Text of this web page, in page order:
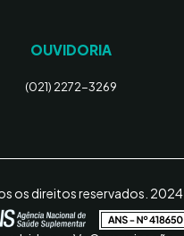
OUVIDORIA
(021) 2272-3269
os direitos reservados. 2024